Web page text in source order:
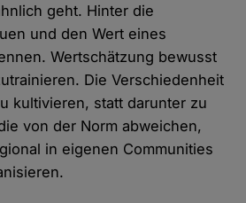
geht. Hinter die
und den Wert eines
Wertschätzung bewusst
Die Verschiedenheit
kultivieren, statt darunter zu
von der Norm abweichen,
in eigenen Communities